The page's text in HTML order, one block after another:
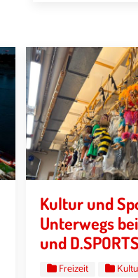
Kultur und
Unterwegs
und
Freizeit